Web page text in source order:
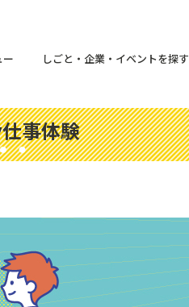
しごと・企業・イベントを探す
事体験